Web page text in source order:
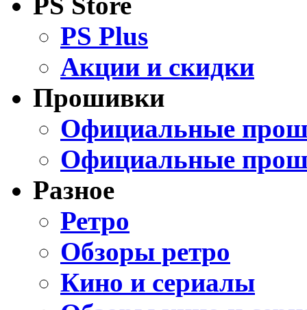
PS Plus
Акции и скидки
Прошивки
Официальные
Официальные
Разное
Ретро
Обзоры ретро
Кино и сериалы